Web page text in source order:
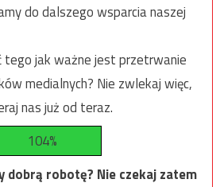
do dalszego wsparcia naszej
tego jak ważne jest przetrwanie
medialnych? Nie zwlekaj więc,
nas już od teraz.
104%
dobrą robotę? Nie czekaj zatem